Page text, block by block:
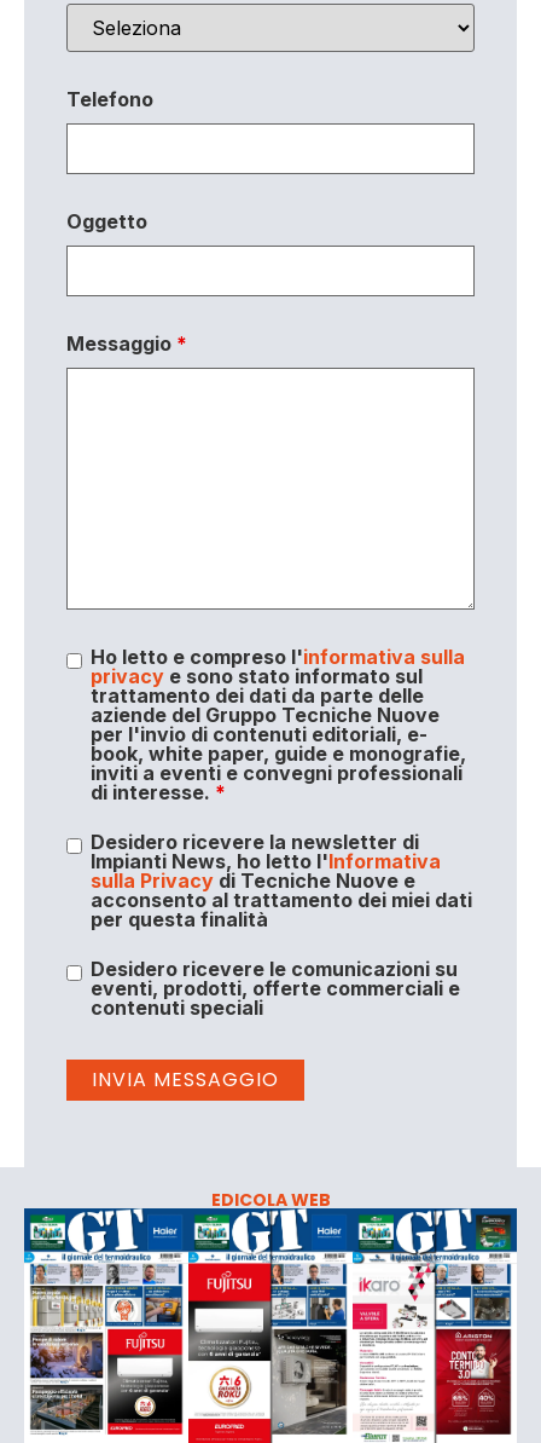
Telefono
Oggetto
Messaggio *
Ho letto e compreso l'informativa sulla
privacye sono stato informato sul
trattamento dei dati da parte delle
aziende del Gruppo Tecniche Nuove
per l'invio di contenuti editoriali, e-
book, white paper, guide e monografie,
inviti a eventi e convegni professionali
di interesse. *
Desidero ricevere la newsletter di
Impianti News, ho letto l'Informativa
sulla Privacydi Tecniche Nuove e
acconsento al trattamento dei miei dati
per questa finalità
Desidero ricevere le comunicazioni su
eventi, prodotti, offerte commerciali e
contenuti speciali
EDICOLA WEB